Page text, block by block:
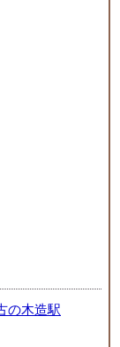
の木造駅